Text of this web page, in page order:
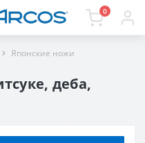
0
Японские ножи
деба,